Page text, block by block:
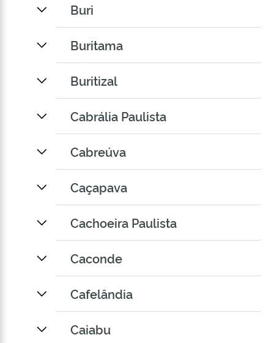
Buri
Buritama
Buritizal
Cabrália Paulista
Cabreúva
Caçapava
Cachoeira Paulista
Caconde
Cafelândia
Caiabu